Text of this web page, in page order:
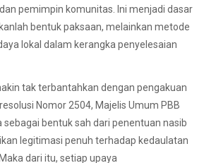
pemimpin komunitas. Ini menjadi dasar
bentuk paksaan, melainkan metode
lokal dalam kerangka penyelesaian
tak terbantahkan dengan pengakuan
Nomor 2504, Majelis Umum PBB
bentuk sah dari penentuan nasib
legitimasi penuh terhadap kedaulatan
dari itu, setiap upaya